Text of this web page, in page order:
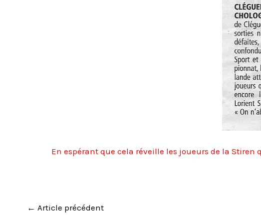
En espérant que cela réveille les joueurs de la
← Article précédent